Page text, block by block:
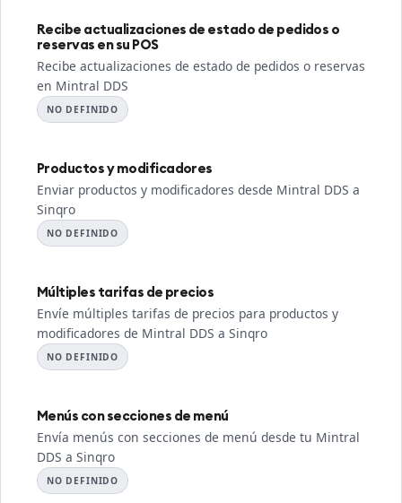
Recibe actualizaciones de estado de pedidos o
reservas en su POS
Recibe actualizaciones de estado de pedidos o reservas
en Mintral DDS
NO DEFINIDO
Productos y modificadores
Enviar productos y modificadores desde Mintral DDS a
Sinqro
NO DEFINIDO
Múltiples tarifas de precios
Envíe múltiples tarifas de precios para productos y
modificadores de Mintral DDS a Sinqro
NO DEFINIDO
Menús con secciones de menú
Envía menús con secciones de menú desde tu Mintral
DDS a Sinqro
NO DEFINIDO